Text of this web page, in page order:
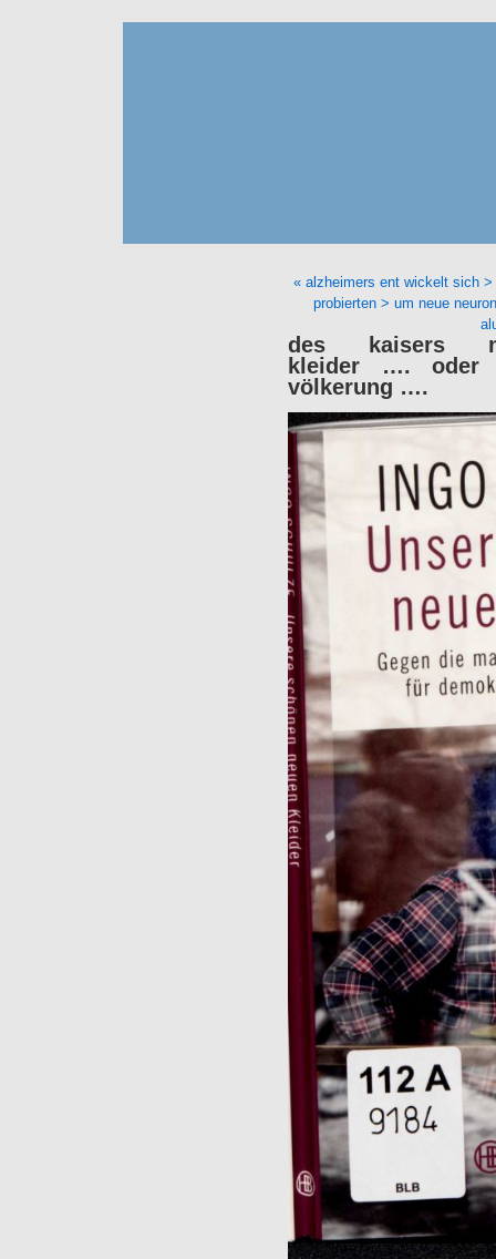
« alzheimers ent wickelt sich >
probierten > um neue
des kaisers
kleider …. oder
völkerung ….